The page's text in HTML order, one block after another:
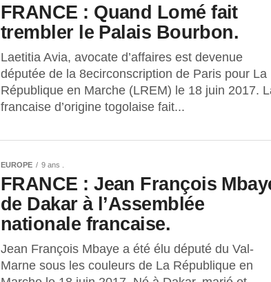
FRANCE : Quand Lomé fait
trembler le Palais Bourbon.
Laetitia Avia, avocate d’affaires est devenue
députée de la 8ecirconscription de Paris pour La
République en Marche (LREM) le 18 juin 2017.
francaise d’origine togolaise fait...
EUROPE 9 ans .
FRANCE : Jean François
de Dakar à l’Assemblée
nationale francaise.
Jean François Mbaye a été élu député du Val-
Marne sous les couleurs de La République en